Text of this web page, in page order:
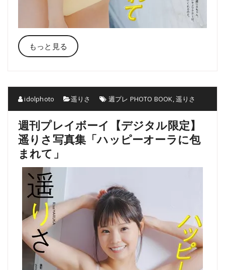
もっと見る
idolphoto 遥りさ 週プレ PHOTO BOOK,遥りさ
週刊プレイボーイ【デジタル限定】
遥りさ写真集「ハッピーオーラに包
まれて」